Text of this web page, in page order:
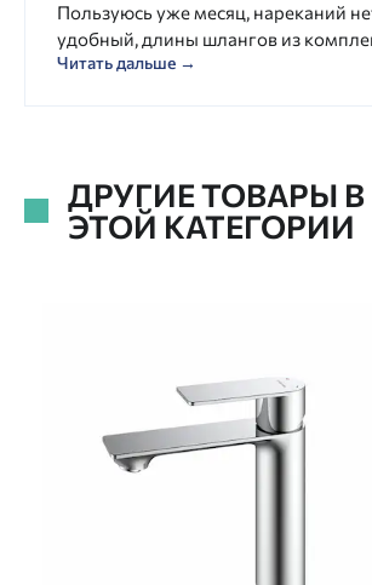
Пользуюсь уже месяц, нареканий
удобный, длины шлангов из
Читать дальше →
ДРУГИЕ ТОВАРЫ В
ЭТОЙ КАТЕГОРИИ